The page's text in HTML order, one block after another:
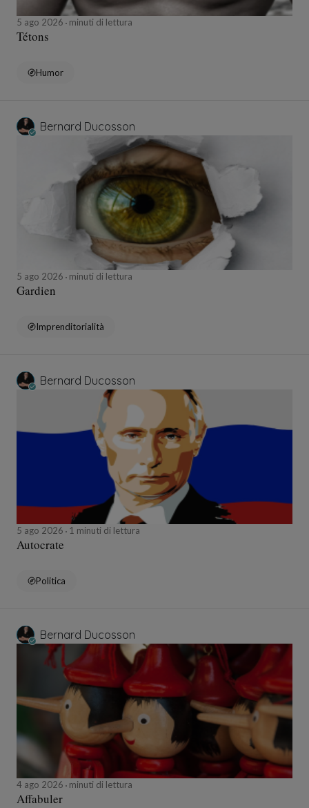
5 ago 2026 minuti di lettura
Tétons
Humor
Bernard Ducosson
5 ago 2026 minuti di lettura
Gardien
Imprenditorialità
Bernard Ducosson
5 ago 2026 1 minuti di lettura
Autocrate
Politica
Bernard Ducosson
4 ago 2026 minuti di lettura
Affabuler